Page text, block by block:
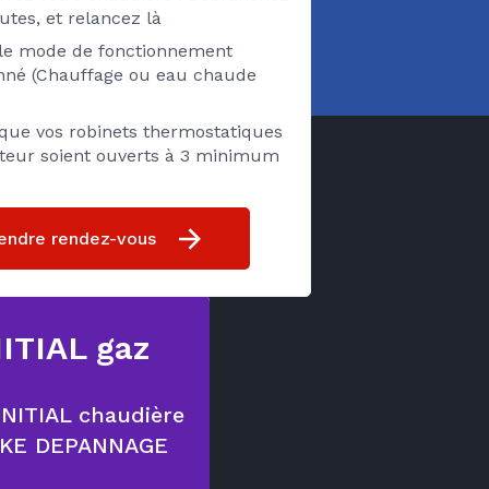
et relancez là
mode de fonctionnement
(Chauffage ou eau chaude
vos robinets thermostatiques
soient ouverts à 3 minimum
rendez-vous
gaz
chaudière
DEPANNAGE